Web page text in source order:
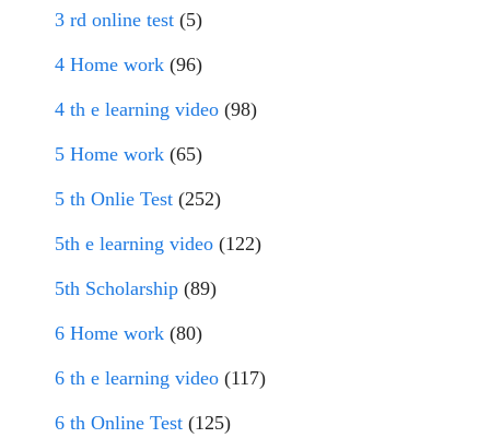
3 rd online test (5)
4 Home work (96)
4 th e learning video (98)
5 Home work (65)
5 th Onlie Test (252)
5th e learning video (122)
5th Scholarship (89)
6 Home work (80)
6 th e learning video (117)
6 th Online Test (125)